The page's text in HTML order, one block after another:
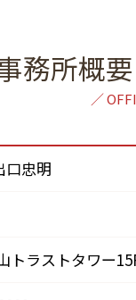
務所概要
忠明
トラストタワー